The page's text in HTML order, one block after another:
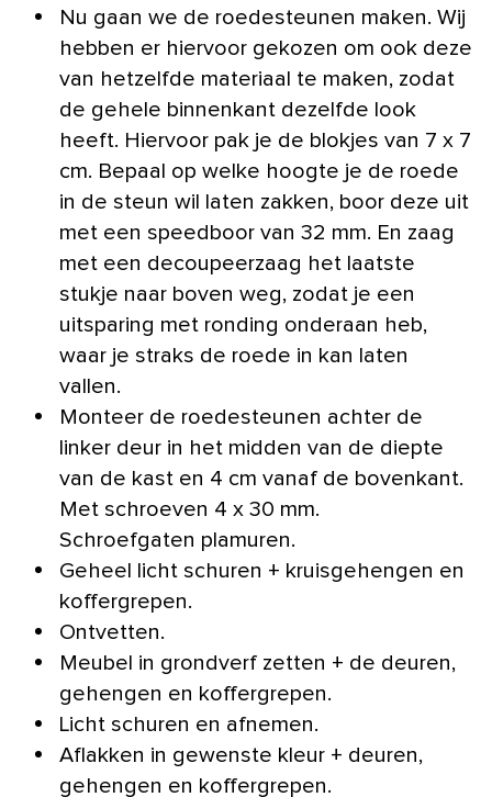
Nu gaan we de roedesteunen maken. Wij
hebben er hiervoor gekozen om ook deze
van hetzelfde materiaal te maken, zodat
de gehele binnenkant dezelfde look
heeft. Hiervoor pak je de blokjes van 7 x 7
cm. Bepaal op welke hoogte je de roede
in de steun wil laten zakken, boor deze uit
met een speedboor van 32 mm. En zaag
met een decoupeerzaag het laatste
stukje naar boven weg, zodat je een
uitsparing met ronding onderaan heb,
waar je straks de roede in kan laten
vallen.
Monteer de roedesteunen achter de
linker deur in het midden van de diepte
van de kast en 4 cm vanaf de bovenkant.
Met schroeven 4 x 30 mm.
Schroefgaten plamuren.
Geheel licht schuren + kruisgehengen en
koffergrepen.
Ontvetten.
Meubel in grondverf zetten + de deuren,
gehengen en koffergrepen.
Licht schuren en afnemen.
Aflakken in gewenste kleur + deuren,
gehengen en koffergrepen.